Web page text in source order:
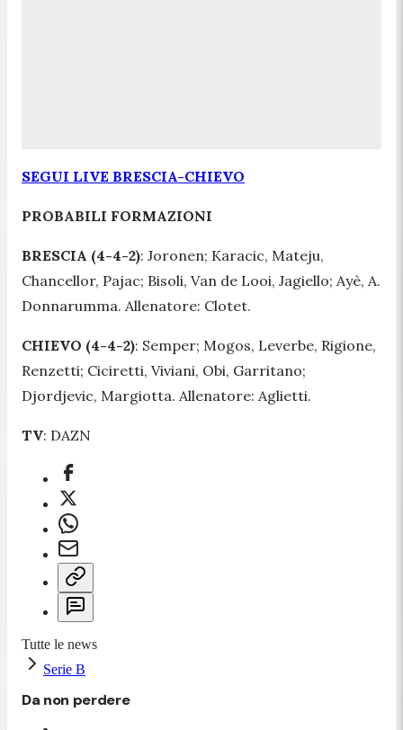
SEGUI LIVE BRESCIA-CHIEVO
PROBABILI FORMAZIONI
BRESCIA (4-4-2): Joronen; Karacic, Mateju,
Chancellor, Pajac; Bisoli, Van de Looi, Jagiello; Ayè, A.
Donnarumma. Allenatore: Clotet.
CHIEVO (4-4-2): Semper; Mogos, Leverbe, Rigione,
Renzetti; Ciciretti, Viviani, Obi, Garritano;
Djordjevic, Margiotta. Allenatore: Aglietti.
TV: DAZN
Tutte le news
Serie B
Da non perdere